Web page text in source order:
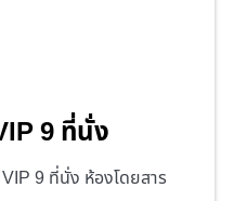
9 ที่นั่ง
9 ที่นั่ง ห้องโดยสาร